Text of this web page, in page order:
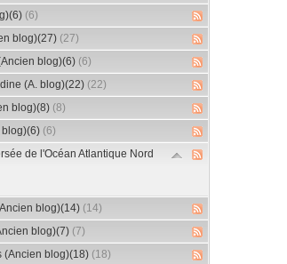
(6)
blog)(27) (27)
blog)(6) (6)
(A. blog)(22) (22)
blog)(8) (8)
blog)(6) (6)
de l'Océan Atlantique Nord
blog)(14) (14)
blog)(7) (7)
(Ancien blog)(18) (18)